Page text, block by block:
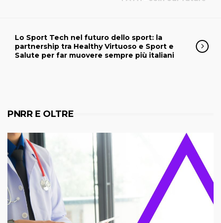
Lo Sport Tech nel futuro dello sport: la
partnership tra Healthy Virtuoso e Sport e
Salute per far muovere sempre più italiani
PNRR E OLTRE